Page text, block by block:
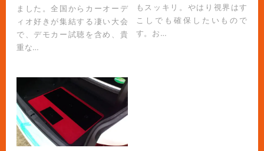
ました。全国からカーオーデ
ィオ好きが集結する凄い大会
で、デモカー試聴を含め、貴
重な…
もスッキリ。やはり視界はす
こしでも確保したいもので
す。お…